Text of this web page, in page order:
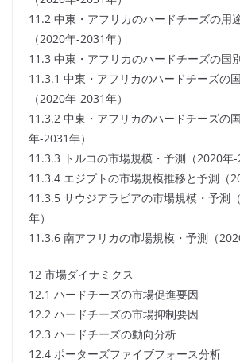
11.2 中東・アフリカのハードチーズの用
（2020年-2031年）
11.3 中東・アフリカのハードチーズの国
11.3.1 中東・アフリカのハードチーズの
（2020年-2031年）
11.3.2 中東・アフリカのハードチーズの
年-2031年）
11.3.3 トルコの市場規模・予測（2020年-
11.3.4 エジプトの市場規模推移と予測（
11.3.5 サウジアラビアの市場規模・予測
年）
11.3.6 南アフリカの市場規模・予測（
12 市場ダイナミクス
12.1 ハードチーズの市場促進要因
12.2 ハードチーズの市場抑制要因
12.3 ハードチーズの動向分析
12.4 ポーターズファイブフォース分析